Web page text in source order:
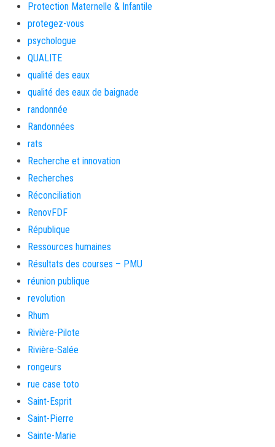
Protection Maternelle & Infantile
protegez-vous
psychologue
QUALITE
qualité des eaux
qualité des eaux de baignade
randonnée
Randonnées
rats
Recherche et innovation
Recherches
Réconciliation
RenovFDF
République
Ressources humaines
Résultats des courses – PMU
réunion publique
revolution
Rhum
Rivière-Pilote
Rivière-Salée
rongeurs
rue case toto
Saint-Esprit
Saint-Pierre
Sainte-Marie